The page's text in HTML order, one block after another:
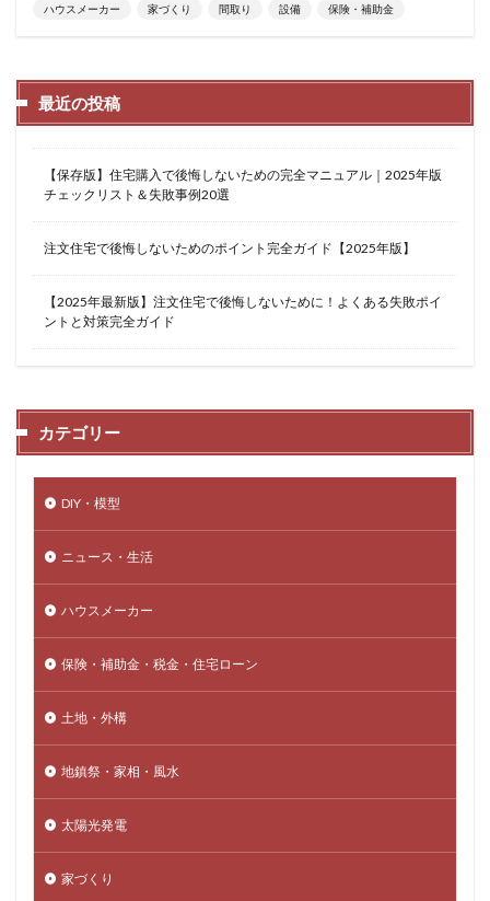
ハウスメーカー 家づくり 間取り 設備 保険・補助金
最近の投稿
【保存版】住宅購入で後悔しないための完全マニュアル｜2025年版
チェックリスト＆失敗事例20選
注文住宅で後悔しないためのポイント完全ガイド【2025年版】
【2025年最新版】注文住宅で後悔しないために！よくある失敗ポイ
ントと対策完全ガイド
カテゴリー
DIY・模型
ニュース・生活
ハウスメーカー
保険・補助金・税金・住宅ローン
土地・外構
地鎮祭・家相・風水
太陽光発電
家づくり